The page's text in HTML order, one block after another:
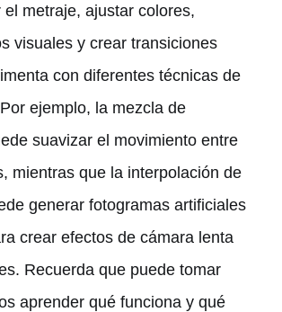
el metraje, ajustar colores,
visuales y crear transiciones
con diferentes técnicas de
ejemplo, la mezcla de
suavizar el movimiento entre
mientras que la interpolación de
generar fotogramas artificiales
crear efectos de cámara lenta
Recuerda que puede tomar
aprender qué funciona y qué